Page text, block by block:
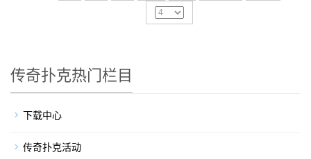
传奇扑克热门栏目
下载中心
传奇扑克活动